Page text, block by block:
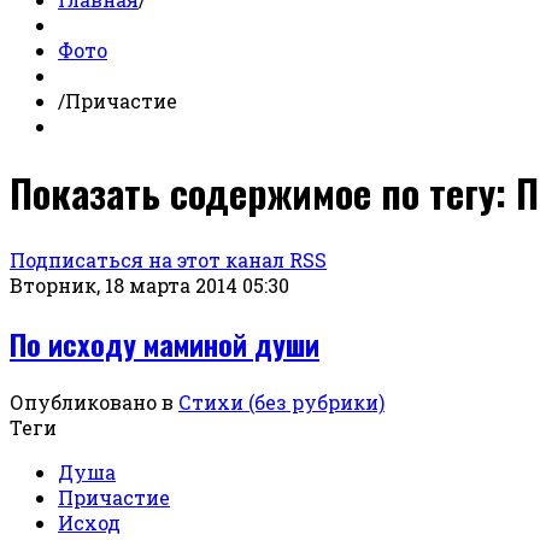
Фото
/Причастие
Показать содержимое по тегу:
Подписаться на этот канал RSS
Вторник, 18 марта 2014 05:30
По исходу маминой души
Опубликовано в Стихи (без рубрики)
Теги
Душа
Причастие
Исход